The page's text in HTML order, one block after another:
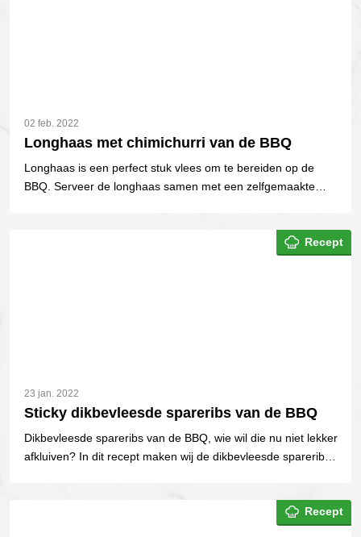
02 feb. 2022
Longhaas met chimichurri van de BBQ
Longhaas is een perfect stuk vlees om te bereiden op de
BBQ. Serveer de longhaas samen met een zelfgemaakte
Recept
23 jan. 2022
Sticky dikbevleesde spareribs van de BBQ
Dikbevleesde spareribs van de BBQ, wie wil die nu niet lekker
afkluiven? In dit recept maken wij de dikbevleesde spareribs
Recept